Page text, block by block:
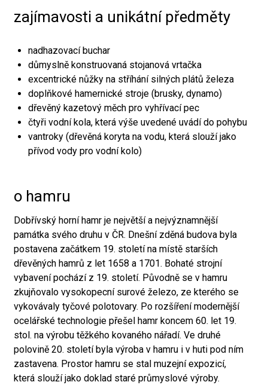
zajímavosti a unikátní předměty
nadhazovací buchar
důmyslně konstruovaná stojanová vrtačka
excentrické nůžky na stříhání silných plátů železa
doplňkové hamernické stroje (brusky, dynamo)
dřevěný kazetový měch pro vyhřívací pec
čtyři vodní kola, která výše uvedené uvádí do pohybu
vantroky (dřevěná koryta na vodu, která slouží jako
přívod vody pro vodní kolo)
o hamru
Dobřívský horní hamr je největší a nejvýznamnější
památka svého druhu v ČR. Dnešní zděná budova byla
postavena začátkem 19. století na místě starších
dřevěných hamrů z let 1658 a 1701. Bohaté strojní
vybavení pochází z 19. století. Původně se v hamru
zkujňovalo vysokopecní surové železo, ze kterého se
vykovávaly tyčové polotovary. Po rozšíření modernější
ocelářské technologie přešel hamr koncem 60. let 19.
stol. na výrobu těžkého kovaného nářadí. Ve druhé
polovině 20. století byla výroba v hamru i v huti pod ním
zastavena. Prostor hamru se stal muzejní expozicí,
která slouží jako doklad staré průmyslové výroby.